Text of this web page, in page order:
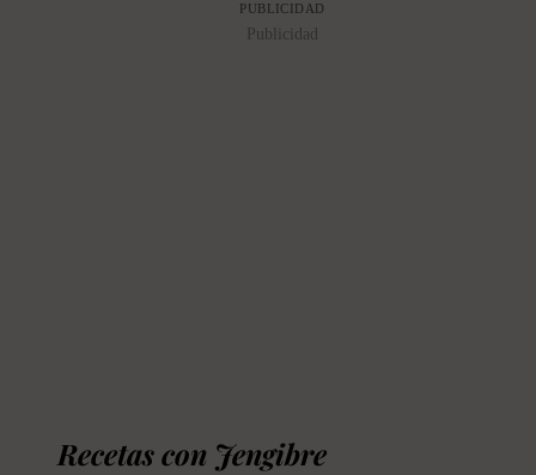
PUBLICIDAD
Publicidad
Recetas con Jengibre